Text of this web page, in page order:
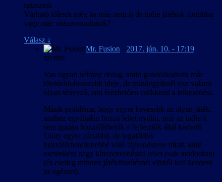
sziasztok
Várható tőletek még ha más nem is de indie játékok fordítása
vagy már visszavonultatok?
Válasz ↓
Mr. Fusion - 2017. jún. 10. - 17:19
szerint:
Van ugyan néhány dolog, amin gondolkodunk már
rövidebb-hosszabb ideje, de mindegyiknél van valami
olyan tényező, ami érezhetően csökkenti a lelkesedést.
Másik probléma, hogy egyre kevesebb az olyan játék,
amihez egyáltalán hozzá lehet nyúlni, már az indie-k
sem igazán hozzáférhetők a fejlesztők által kedvelt
Unity egyre zártabbá, de legalábbis
hozzáférhetetlenebbé váló fájlrendszere miatt, amit
esetenként nagy kínszenvedéssel lehet csak módosítani
(és esetleg minden játékfrissítésnél elölről kell kezdeni
az egészet).